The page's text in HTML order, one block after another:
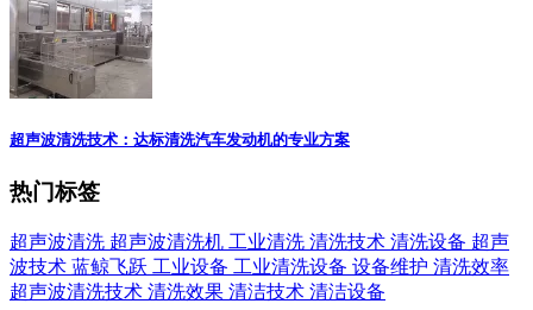
超声波清洗技术：达标清洗汽车发动机的专业方案
热门标签
超声波清洗 超声波清洗机 工业清洗 清洗技术 清洗设备 超声
波技术 蓝鲸飞跃 工业设备 工业清洗设备 设备维护 清洗效率
超声波清洗技术 清洗效果 清洁技术 清洁设备